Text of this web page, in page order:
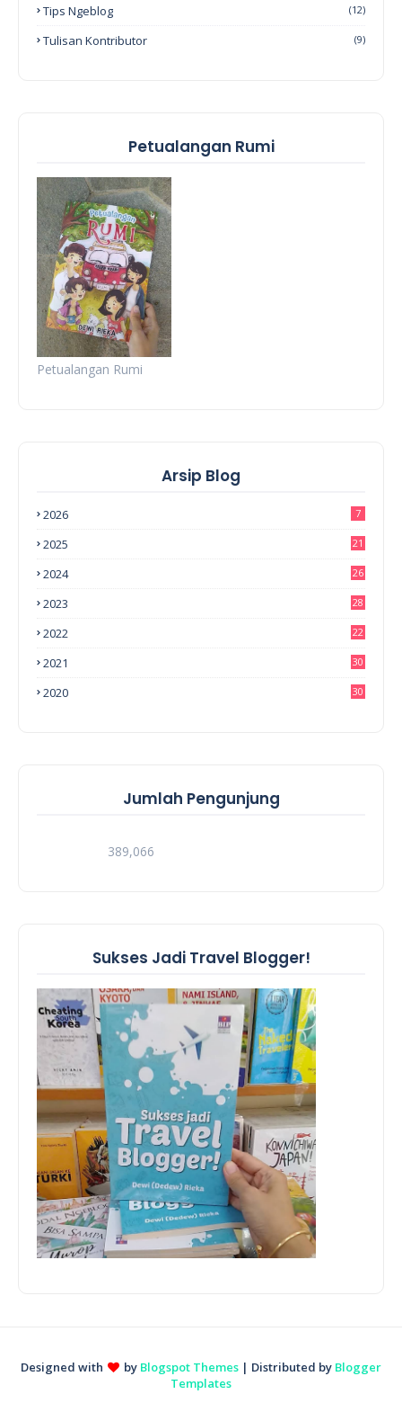
Tips Ngeblog (12)
Tulisan Kontributor (9)
Petualangan Rumi
Petualangan Rumi
Arsip Blog
2026 7
2025 21
2024 26
2023 28
2022 22
2021 30
2020 30
Jumlah Pengunjung
389,066
Sukses Jadi Travel Blogger!
Designed with by Blogspot Themes | Distributed by Blogger
Templates